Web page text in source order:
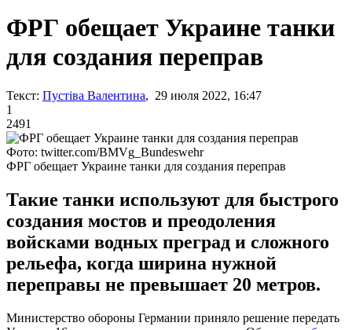
ФРГ обещает Украине танки
для создания переправ
Текст: Пустіва Валентина, 29 июля 2022, 16:47
1
2491
Фото: twitter.com/BMVg_Bundeswehr
ФРГ обещает Украине танки для создания переправ
Такие танки используют для быстрого
создания мостов и преодоления
войсками водных преград и сложного
рельефа, когда ширина нужной
переправы не превышает 20 метров.
Министерство обороны Германии приняло решение передать